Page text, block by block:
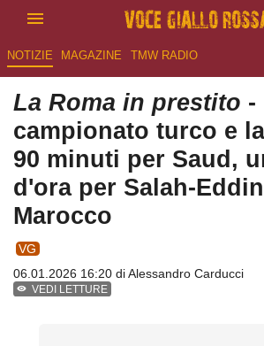
NOTIZIE MAGAZINE TMW RADIO
La Roma in prestito -
campionato turco e
90 minuti per Saud,
d'ora per Salah-
Marocco
VG
06.01.2026 16:20 diAlessandro Carducci
VEDI LETTURE